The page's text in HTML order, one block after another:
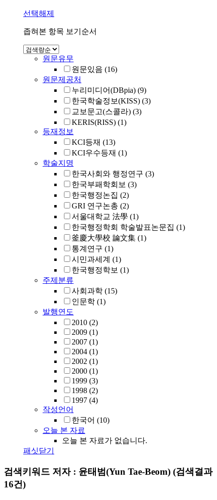
선택해제
좁혀본 항목 보기순서
원문유무
원문있음 (16)
원문제공처
누리미디어(DBpia) (9)
한국학술정보(KISS) (3)
교보문고(스콜라) (3)
KERIS(RISS) (1)
등재정보
KCI등재 (13)
KCI우수등재 (1)
학술지명
한국사회와 행정연구 (3)
한국부패학회보 (3)
한국행정논집 (2)
GRI 연구논총 (2)
서울대학교 法學 (1)
한국행정학회 학술발표논문집 (1)
釜慶大學校 論文集 (1)
통계연구 (1)
시민과세계 (1)
한국행정학보 (1)
주제분류
사회과학 (15)
인문학 (1)
발행연도
2010 (2)
2009 (1)
2007 (1)
2004 (1)
2002 (1)
2000 (1)
1999 (3)
1998 (2)
1997 (4)
작성언어
한국어 (10)
오늘 본 자료
오늘 본 자료가 없습니다.
패싯닫기
검색키워드 저자 : 윤태범(Yun Tae-Beom) (검색결과
16건)